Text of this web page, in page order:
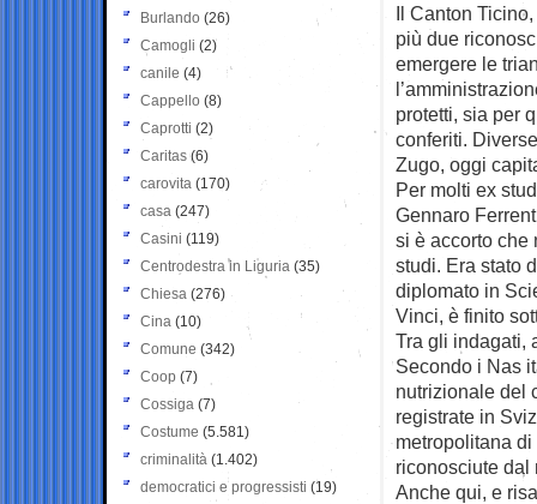
Il Canton
più due
emergere le
protetti, sia per
conferiti.
Zugo, oggi
Per molti ex
Gennaro
si è accorto che
studi. Era stato
diplomato in
Vinci, è finito
Tra gli indagati,
Secondo i Nas
nutrizionale del
registrate in
metropolitana
riconosciute dal
Anche qui, e
Burlando (26)
Camogli (2)
canile (4)
Cappello (8)
Caprotti (2)
Caritas (6)
carovita (170)
casa (247)
Casini (119)
Centrodestra in Liguria (35)
Chiesa (276)
Cina (10)
Comune (342)
Coop (7)
Cossiga (7)
Costume (5.581)
criminalità (1.402)
democratici e progressisti (19)